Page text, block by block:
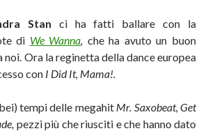
Stan ci ha fatti ballare con la
di We Wanna che ha avuto un buon
noi. Ora la reginetta della dance europea
con I Did It, Mama!.
tempi delle megahit Mr. Saxobeat, Get
pezzi più che riusciti e che hanno dato